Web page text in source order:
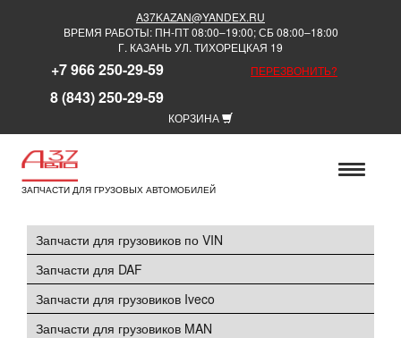
A37KAZAN@YANDEX.RU
ВРЕМЯ РАБОТЫ: ПН-ПТ 08:00–19:00; СБ 08:00–18:00
Г. КАЗАНЬ УЛ. ТИХОРЕЦКАЯ 19
+7 966 250-29-59
8 (843) 250-29-59
ПЕРЕЗВОНИТЬ?
КОРЗИНА
ЗАПЧАСТИ ДЛЯ ГРУЗОВЫХ АВТОМОБИЛЕЙ
Запчасти для грузовиков по VIN
Запчасти для DAF
Запчасти для грузовиков Iveco
Запчасти для грузовиков MAN